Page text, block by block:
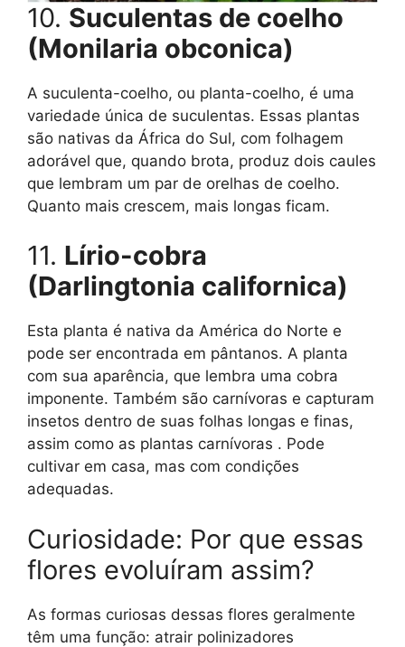
10. Suculentas de coelho
(Monilaria obconica)
A suculenta-coelho, ou planta-coelho, é uma
variedade única de suculentas. Essas plantas
são nativas da África do Sul, com folhagem
adorável que, quando brota, produz dois caules
que lembram um par de orelhas de coelho.
Quanto mais crescem, mais longas ficam.
11. Lírio-cobra
(Darlingtonia californica)
Esta planta é nativa da América do Norte e
pode ser encontrada em pântanos. A planta
com sua aparência, que lembra uma cobra
imponente. Também são carnívoras e capturam
insetos dentro de suas folhas longas e finas,
assim como as plantas carnívoras . Pode
cultivar em casa, mas com condições
adequadas.
Curiosidade: Por que essas
flores evoluíram assim?
As formas curiosas dessas flores geralmente
têm uma função: atrair polinizadores